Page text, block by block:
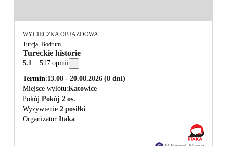
WYCIECZKA OBJAZDOWA
Turcja, Bodrum
Tureckie historie
5.1 517 opinii
Termin 13.08 - 20.08.2026 (8 dni)
Miejsce wylotu Katowice
Pokój Pokój 2 os.
Wyżywienie 2 posiłki
Organizator Itaka